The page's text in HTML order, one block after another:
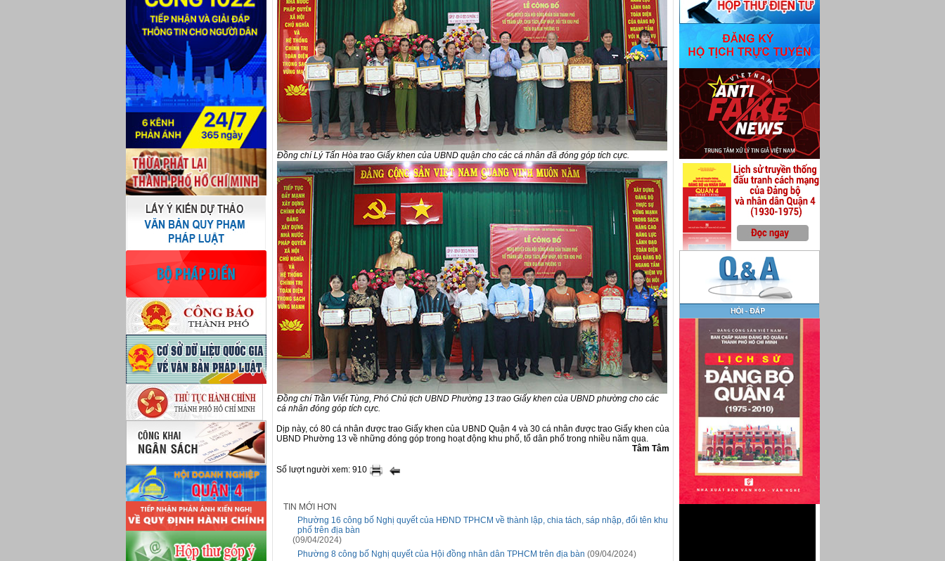
Đồng chí Lý Tấn Hòa trao Giấy khen của UBND quận cho các cá nhân đã đóng góp tích cực.
Đồng chí Trần Viết Tùng, Phó Chủ tịch UBND Phường 13 trao Giấy khen của UBND phường cho các
cá nhân đóng góp tích cực.
Dịp này, có 80 cá nhân được trao Giấy khen của UBND Quận 4 và 30 cá nhân được trao Giấy khen của
UBND Phường 13 về những đóng góp trong hoạt động khu phố, tổ dân phố trong nhiều năm qua.
Tâm Tâm
Số lượt người xem: 910
TIN MỚI HƠN
Phường 16 công bố Nghị quyết của HĐND TPHCM về thành lập, chia tách, sáp nhập, đổi tên khu
phố trên địa bàn
(09/04/2024)
Phường 8 công bố Nghị quyết của Hội đồng nhân dân TPHCM trên địa bàn (09/04/2024)